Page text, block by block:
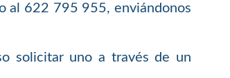
al 622 795 955, enviándonos
solicitar uno a través de un